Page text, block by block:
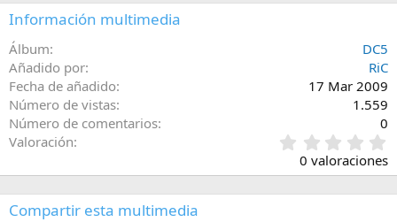
Información multimedia
Álbum
DC5
Añadido por
RiC
Fecha de añadido
17 Mar 2009
Número de vistas
1.559
Número de comentarios
0
Valoración
,
0
0
0 valoraciones
Compartir esta multimedia